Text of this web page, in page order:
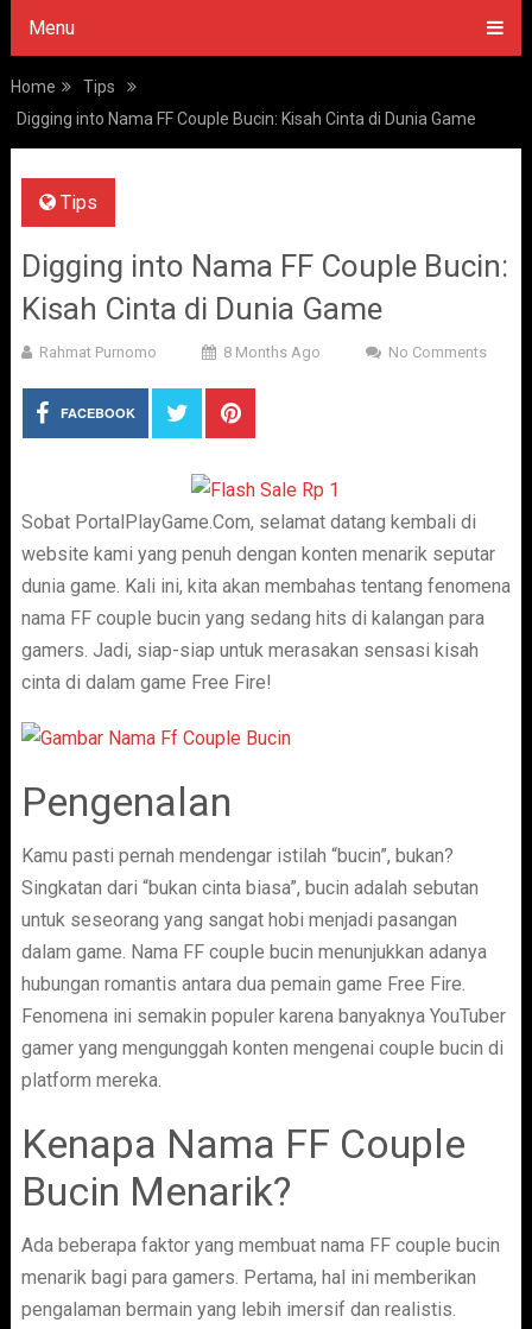
Menu
Home
Tips
Digging into Nama FF Couple Bucin: Kisah Cinta di Dunia Game
Tips
Digging into Nama FF Couple Bucin:
Kisah Cinta di Dunia Game
Rahmat Purnomo 8 Months Ago No Comments
FACEBOOK
Sobat PortalPlayGame.Com, selamat datang kembali di
website kami yang penuh dengan konten menarik seputar
dunia game. Kali ini, kita akan membahas tentang fenomena
nama FF couple bucin yang sedang hits di kalangan para
gamers. Jadi, siap-siap untuk merasakan sensasi kisah
cinta di dalam game Free Fire!
Pengenalan
Kamu pasti pernah mendengar istilah “bucin”, bukan?
Singkatan dari “bukan cinta biasa”, bucin adalah sebutan
untuk seseorang yang sangat hobi menjadi pasangan
dalam game. Nama FF couple bucin menunjukkan adanya
hubungan romantis antara dua pemain game Free Fire.
Fenomena ini semakin populer karena banyaknya YouTuber
gamer yang mengunggah konten mengenai couple bucin di
platform mereka.
Kenapa Nama FF Couple
Bucin Menarik?
Ada beberapa faktor yang membuat nama FF couple bucin
menarik bagi para gamers. Pertama, hal ini memberikan
pengalaman bermain yang lebih imersif dan realistis.